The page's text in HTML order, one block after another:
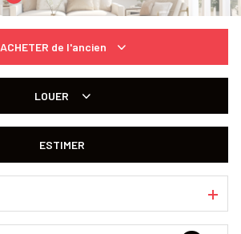
ACHETER de l'ancien
LOUER
ESTIMER